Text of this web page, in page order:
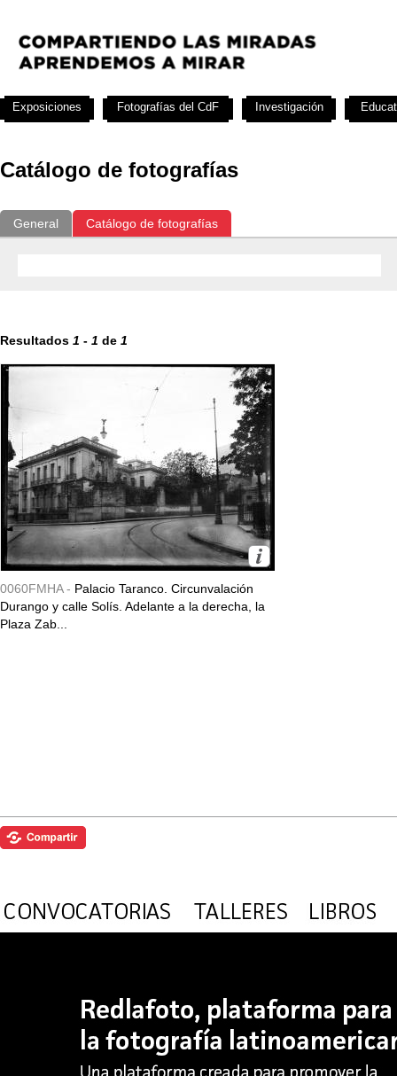
Catálogo de fotografías
General Catálogo de fotografías
Resultados 1 - 1 de 1
0060FMHA - Palacio Taranco. Circunvalación
Durango y calle Solís. Adelante a la derecha, la
Plaza Zab...
Exposiciones Fotografías del CdF Investigación